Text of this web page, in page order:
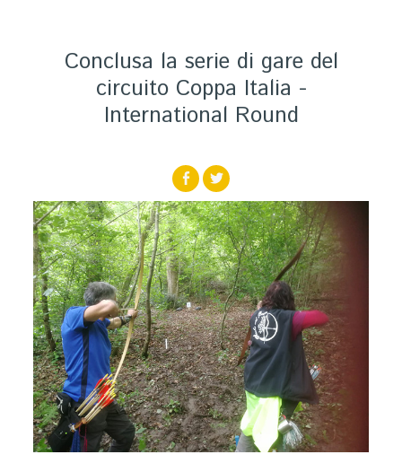
Conclusa la serie di gare del
circuito Coppa Italia -
International Round
Assicurazione
Convenzioni
Società
Albo Fornitori
Referenti e gruppi di lavoro regionali
Scuole Federali
Tecnici
Direttori di Gara
Formazione
Calendario Manifestazioni
Organi di Giustizia - Dispositivi
Modelli e moduli
Albo Atleti Cinofili
Guida Locandine Ufficiali